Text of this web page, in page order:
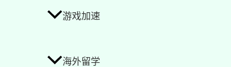
游戏加速
海外留学